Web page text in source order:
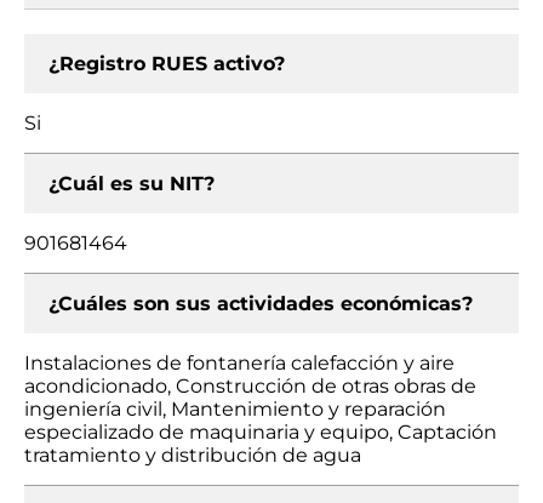
¿Registro RUES activo?
Si
¿Cuál es su NIT?
901681464
¿Cuáles son sus actividades económicas?
Instalaciones de fontanería calefacción y aire
acondicionado, Construcción de otras obras de
ingeniería civil, Mantenimiento y reparación
especializado de maquinaria y equipo, Captación
tratamiento y distribución de agua